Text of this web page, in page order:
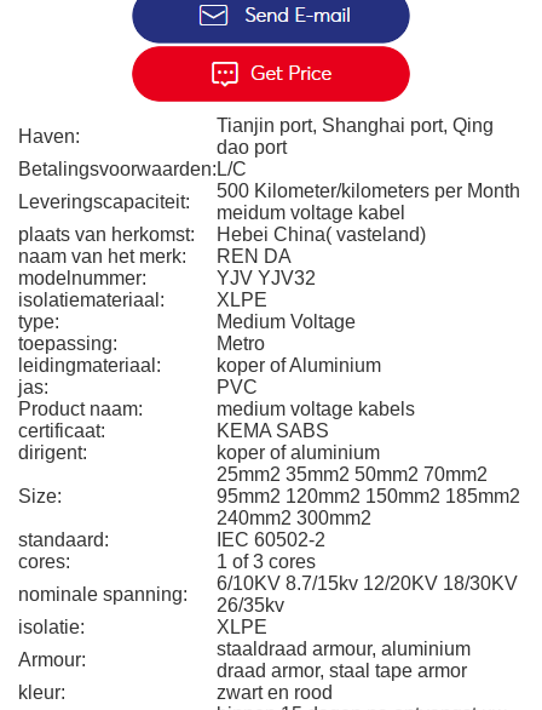
Haven:
Tianjin port, Shanghai port, Qing
dao port
Betalingsvoorwaarden: L/C
Leveringscapaciteit:
500 Kilometer/kilometers per Month
meidum voltage kabel
plaats van herkomst:
Hebei China( vasteland)
naam van het merk:
REN DA
modelnummer:
YJV YJV32
isolatiemateriaal:
XLPE
type:
Medium Voltage
toepassing:
Metro
leidingmateriaal:
koper of Aluminium
jas:
PVC
Product naam:
medium voltage kabels
certificaat:
KEMA SABS
dirigent:
koper of aluminium
Size:
25mm2 35mm2 50mm2 70mm2
95mm2 120mm2 150mm2 185mm2
240mm2 300mm2
standaard:
IEC 60502-2
cores:
1 of 3 cores
nominale spanning:
6/10KV 8.7/15kv 12/20KV 18/30KV
26/35kv
isolatie:
XLPE
Armour:
staaldraad armour, aluminium
draad armor, staal tape armor
kleur:
zwart en rood